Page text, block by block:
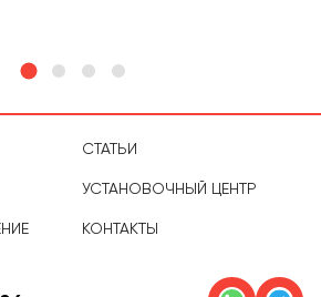
СТАТЬИ
УСТАНОВОЧНЫЙ ЦЕНТР
КОНТАКТЫ